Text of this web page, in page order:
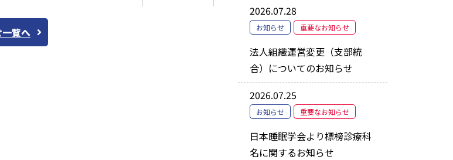
覧へ
2026.07.28
お知らせ 重要なお知らせ
法人組織運営変更（支部統
合）についてのお知らせ
2026.07.25
お知らせ 重要なお知らせ
日本睡眠学会より標榜診療科
名に関するお知らせ